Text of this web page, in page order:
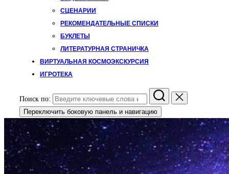
СЦЕНАРИИ
РЕКОМЕНДАТЕЛЬНЫЕ СПИСКИ
БУКЛЕТЫ
ЛИТЕРАТУРНАЯ СТРАНИЧКА
ВИРТУАЛЬНАЯ КОСМОЭКСКУРСИЯ
ИГРОТЕКА
Поиск по:
Переключить боковую панель и навигацию